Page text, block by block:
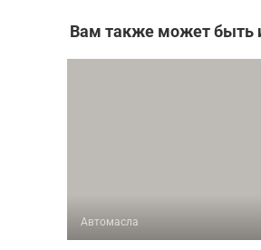
Вам также может быть
Автомасла